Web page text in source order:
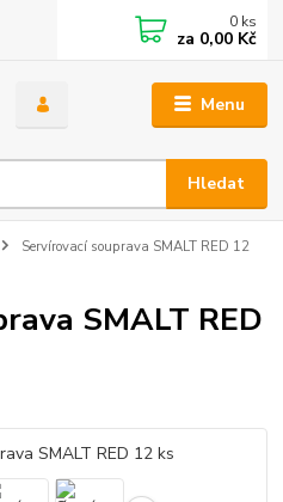
Menu
Hledat
0 ks
za 0,00 Kč
Servírovací souprava SMALT RED 12
SMALT RED